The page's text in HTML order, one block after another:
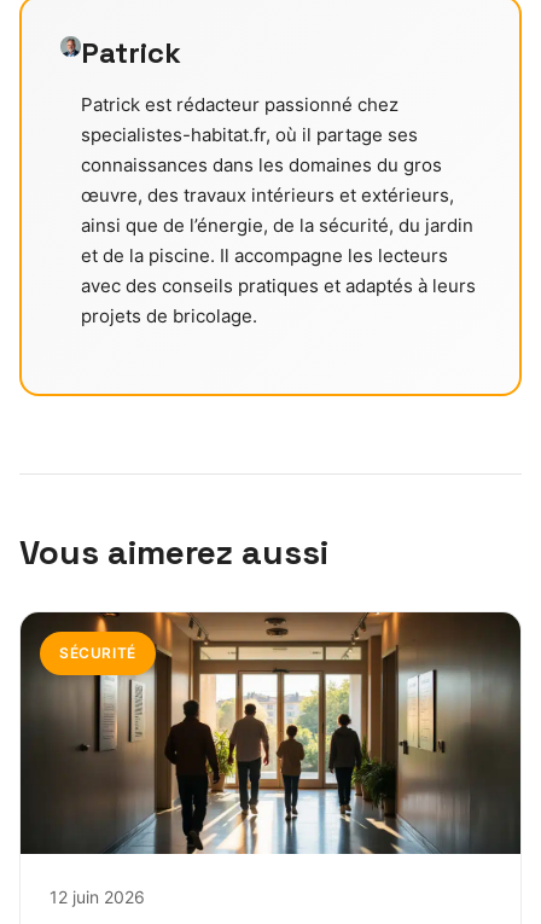
Patrick
Patrick est rédacteur passionné chez
specialistes-habitat.fr, où il partage ses
connaissances dans les domaines du gros
œuvre, des travaux intérieurs et extérieurs,
ainsi que de l’énergie, de la sécurité, du jardin
et de la piscine. Il accompagne les lecteurs
avec des conseils pratiques et adaptés à leurs
projets de bricolage.
Vous aimerez aussi
SÉCURITÉ
12 juin 2026